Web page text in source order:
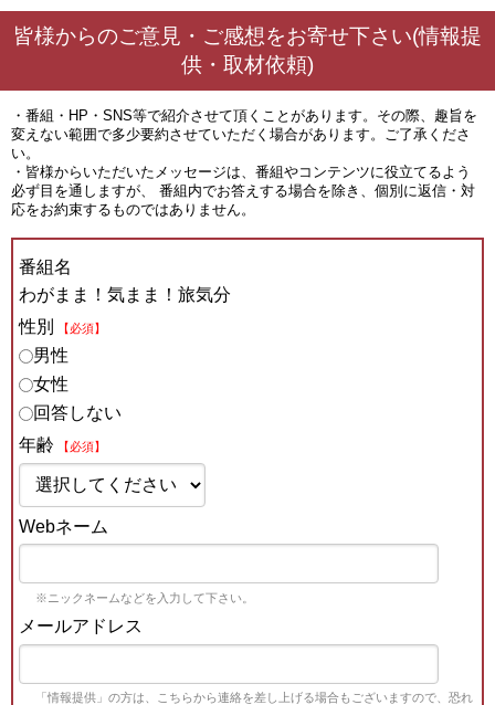
皆様からのご意見・ご感想をお寄せ下さい(情報提
供・取材依頼)
・番組・HP・SNS等で紹介させて頂くことがあります。その際、趣旨を
変えない範囲で多少要約させていただく場合があります。ご了承くださ
い。
・皆様からいただいたメッセージは、番組やコンテンツに役立てるよう
必ず目を通しますが、 番組内でお答えする場合を除き、個別に返信・対
応をお約束するものではありません。
番組名
わがまま！気まま！旅気分
性別
【必須】
男性
女性
回答しない
年齢
【必須】
Webネーム
※ニックネームなどを入力して下さい。
メールアドレス
「情報提供」の方は、こちらから連絡を差し上げる場合もございますので、恐れ